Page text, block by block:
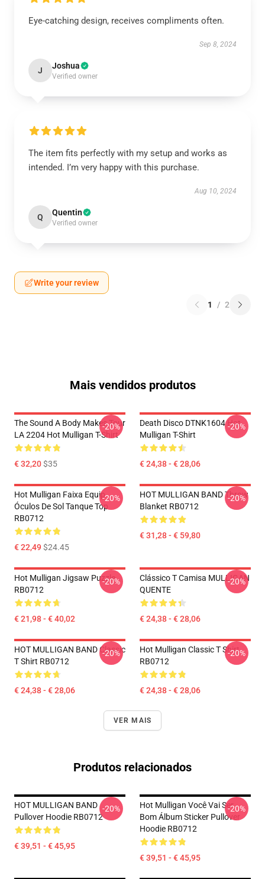
Eye-catching design, receives compliments often.
Sep 8, 2024
J Joshua
Verified owner
The item fits perfectly with my setup and works as
intended. I’m very happy with this purchase.
Aug 10, 2024
Q Quentin
Verified owner
Write your review
1 / 2
Mais vendidos produtos
The Sound A Body Makes Tour
LA 2204 Hot Mulligan T-Shirt
€ 32,20$35
-20%
Death Disco DTNK1604 Hot
Mulligan T-Shirt
€ 24,38 - € 28,06
-20%
Hot Mulligan Faixa Equip
Óculos De Sol Tanque Top
RB0712
€ 22,49$24.45
-20%
HOT MULLIGAN BAND Throw
Blanket RB0712
€ 31,28 - € 59,80
-20%
Hot Mulligan Jigsaw Puzzle
RB0712
€ 21,98 - € 40,02
-20%
Clássico T Camisa MULLIGAN
QUENTE
€ 24,38 - € 28,06
-20%
HOT MULLIGAN BAND Classic
T Shirt RB0712
€ 24,38 - € 28,06
-20%
Hot Mulligan Classic T Shirt
RB0712
€ 24,38 - € 28,06
-20%
VER MAIS
Produtos relacionados
HOT MULLIGAN BAND
Pullover Hoodie RB0712
€ 39,51 - € 45,95
-20%
Hot Mulligan Você Vai Ser
Bom Álbum Sticker Pullover
Hoodie RB0712
€ 39,51 - € 45,95
-20%